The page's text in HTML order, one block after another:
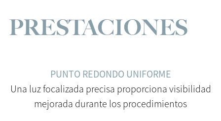
PRESTACIONES
PUNTO REDONDO UNIFORME
Una luz focalizada precisa proporciona visibilidad
mejorada durante los procedimientos